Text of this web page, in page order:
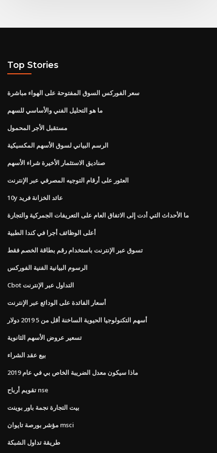
Top Stories
سعر الفوركس السوق المفتوحة على الهواء مباشرة
ما هو التحليل الفني والأساسي للسهم
مستقبل الأجر المحمول
الرسم البياني لسوق الأسهم المكسيكية
صناديق الاستثمار الأخيرة شراء الأسهم
العثور على أرقام التوجيه المصرفي عبر الإنترنت
10y عائد الخزانة فريد
ما الأحداث التي أدت إلى الاتفاق العام على التعريفات الجمركية والتجارة
أعلى الوظائف أجرا في كندا الطبية
تسوق عبر الإنترنت باستخدام رقم بطاقة الخصم فقط
الرسوم البيانية الفنية الفوركس
Cbot التداول عبر الإنترنت
أسعار الفائدة على الودائع عبر الإنترنت
أسهم التكنولوجيا الحيوية الساخنة أقل من 5 2019 دولار
تسعير عروض الأسهم الثانوية
بيع عقد الشراء
ماذا سيكون معدل الضريبة الخاص بي في عام 2019
تقويم أرباح nse
بيت التجارة نجمة باور بوينت
مؤشر بورصة تايوان msci
طريقة تداول الشبكة